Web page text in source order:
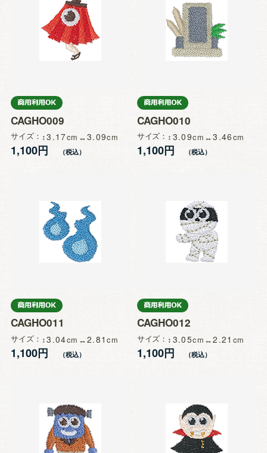
CAGHO009
サイズ 3.17 3.09
1,100円
CAGHO010
サイズ 3.09 3.46
1,100円
CAGHO011
サイズ 3.04 2.81
1,100円
CAGHO012
サイズ 3.05 2.21
1,100円